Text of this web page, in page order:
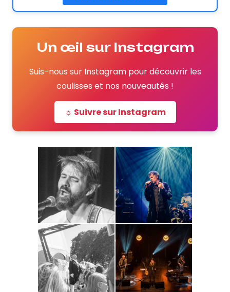
Un œil sur Instagram
Suis-nous sur Instagram pour découvrir les
coulisses et nos nouveautés !
☼ Suivre sur Instagram